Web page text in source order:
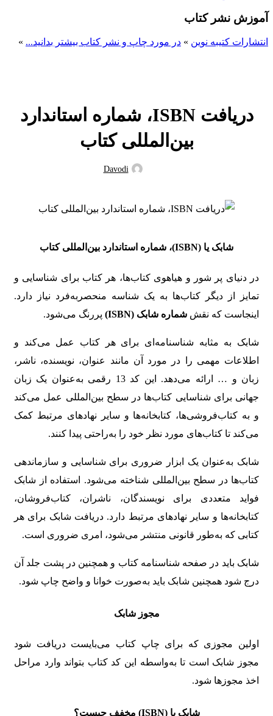
آموزش نشر کتاب
انتشارات کتیبه نوین » در مورد چاپ و نشر کتاب بیشتر بدانید... »
دریافت ISBN، شماره استاندارد
بین‌المللی کتاب
Davodi
شابک یا (ISBN)، شماره استاندارد بین‌المللی کتاب
در دنیای پر شور و هیاهوی کتاب‌ها، هر کتاب برای شناسایی و
تمایز از دیگر کتاب‌ها به یک شناسه منحصربه‌فرد نیاز دارد.
اینجاست که نقش شماره شابک (ISBN) پررنگ می‌شود.
شابک به مثابه شناسنامه‌ای برای هر کتاب عمل می‌کند و
اطلاعات مهمی را در مورد آن مانند عنوان، نویسنده، ناشر،
زبان و … ارائه می‌دهد. این کد 13 رقمی به‌عنوان یک زبان
جهانی برای شناسایی کتاب‌ها در سطح بین‌المللی عمل می‌کند
و به کتاب‌فروشی‌ها، کتابخانه‌ها و سایر نهادهای مرتبط کمک
می‌کند تا کتاب‌های مورد نظر خود را به‌راحتی پیدا کنند.
شابک به‌عنوان یک ابزار ضروری برای شناسایی و سازماندهی
کتاب‌ها در سطح بین‌المللی شناخته می‌شود. استفاده از شابک
فواید متعددی برای نویسندگان، ناشران، کتاب‌فروشان،
کتابخانه‌ها و سایر نهادهای مرتبط دارد. دریافت شابک برای هر
کتابی که به‌طور قانونی منتشر می‌شود، امری ضروری است.
شابک باید در صفحه شناسنامه کتاب و همچنین در پشت جلد آن
درج شود همچنین شابک باید به‌صورت خوانا و واضح چاپ شود.
مجوز شابک
اولین مجوزی که برای چاپ کتاب می‌بایست دریافت شود
مجوز شابک است تا به‌واسطه این کد کتاب بتواند وارد مراحل
اخذ مجوزها شود.
شابک یا (ISBN) مخفف چیست؟